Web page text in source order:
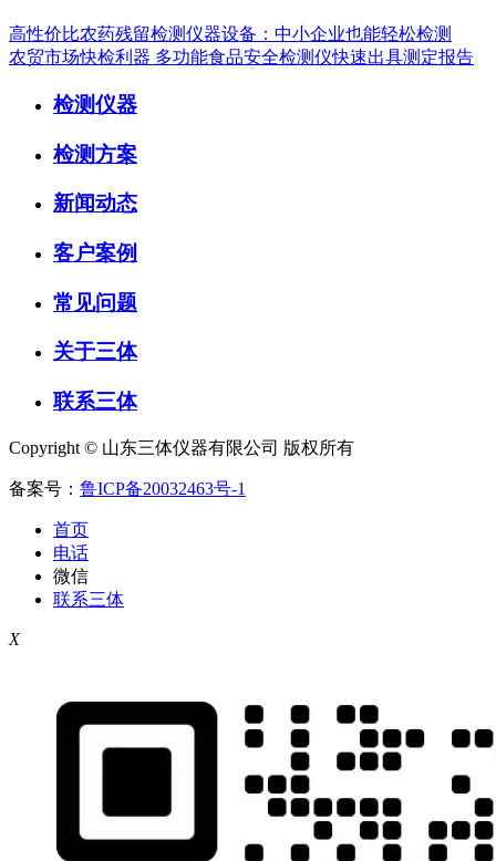
高性价比农药残留检测仪器设备：中小企业也能轻松检测
农贸市场快检利器 多功能食品安全检测仪快速出具测定报告
检测仪器
检测方案
新闻动态
客户案例
常见问题
关于三体
联系三体
Copyright © 山东三体仪器有限公司 版权所有
备案号： 鲁ICP备20032463号-1
首页
电话
微信
联系三体
X